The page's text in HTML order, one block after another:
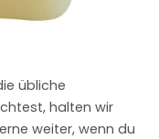
übliche
halten wir
weiter, wenn du